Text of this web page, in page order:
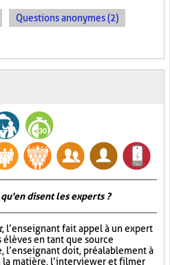
Questions anonymes (2)
disent les experts ?
, l’enseignant fait appel à un expert
élèves en tant que source
l’enseignant doit, préalablement à
la matière, l’interviewer et filmer